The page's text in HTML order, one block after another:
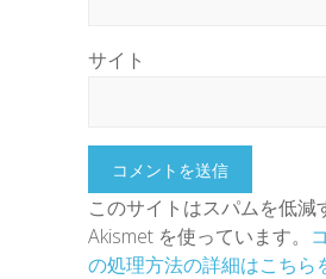
サイト
このサイトはスパムを低減
Akismet を使っています。
の処理方法の詳細はこちら